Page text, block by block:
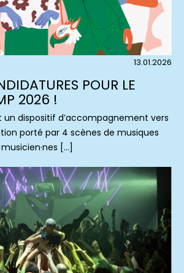
13.01.2026
POUR LE
2026 !
un dispositif d’accompagnement vers
porté par 4 scènes de musiques
[…]